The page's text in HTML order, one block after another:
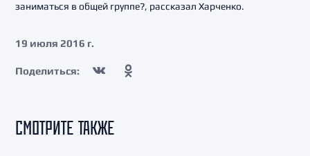
заниматься в общей группе?, рассказал Харченко.
19 июля 2016 г.
Поделиться:
СМОТРИТЕ ТАКЖЕ